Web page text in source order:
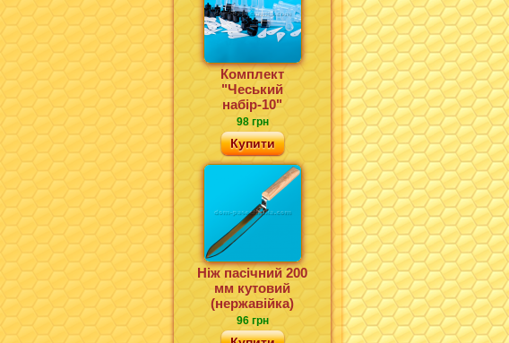
Комплект
"Чеський
набір-10"
98 грн
Купити
Ніж пасічний 200
мм кутовий
(нержавійка)
96 грн